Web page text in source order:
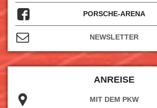
PORSCHE-ARENA
NEWSLETTER
ANREISE
MIT DEM PKW